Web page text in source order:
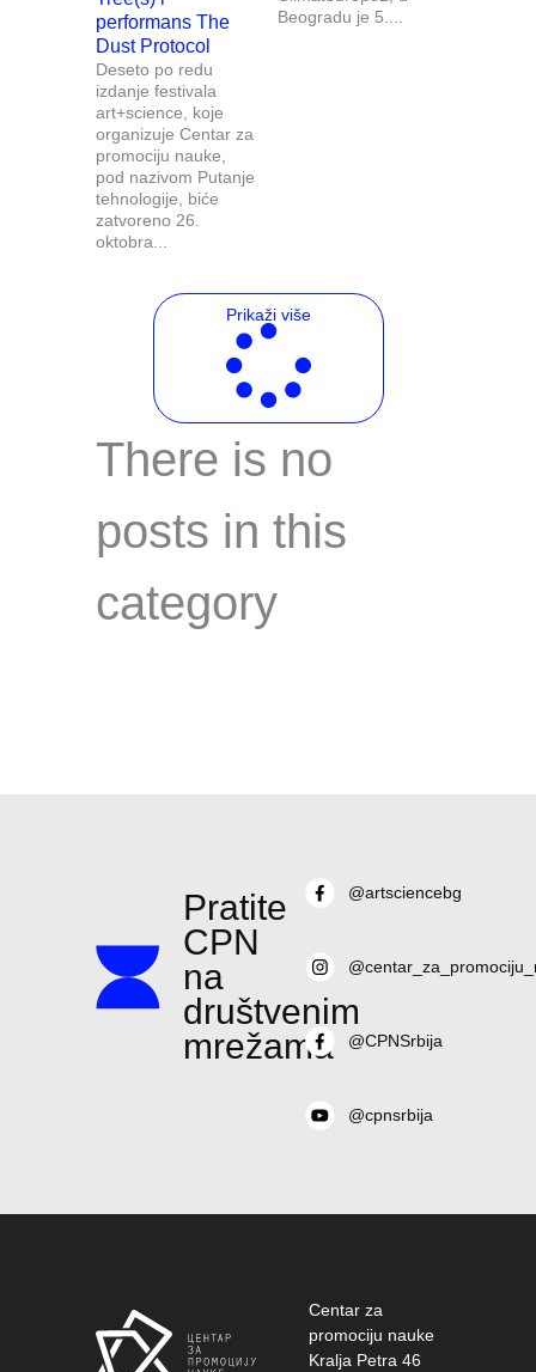
performans The
Dust Protocol
Deseto po redu
izdanje festivala
art+science, koje
organizuje Centar za
promociju nauke,
pod nazivom Putanje
tehnologije, biće
zatvoreno 26.
oktobra...
Beogradu je 5....
Prikaži više
There is no
posts in this
category
Pratite
CPN
na
društvenim
mrežama
@artsciencebg
@CPNSrbija
@cpnsrbija
Centar za
promociju nauke
Kralja Petra 46